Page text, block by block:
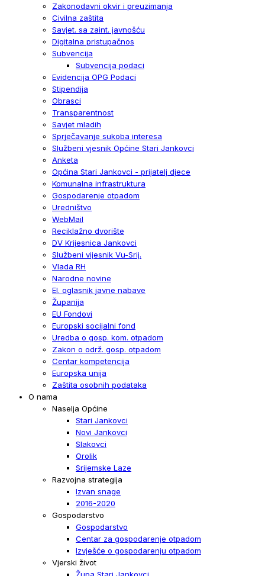
Zakonodavni okvir i preuzimanja
Civilna zaštita
Savjet. sa zaint. javnošću
Digitalna pristupačnos
Subvencija
Subvencija podaci
Evidencija OPG Podaci
Stipendija
Obrasci
Transparentnost
Savjet mladih
Sprječavanje sukoba interesa
Službeni vjesnik Općine Stari Jankovci
Anketa
Općina Stari Jankovci - prijatelj djece
Komunalna infrastruktura
Gospodarenje otpadom
Uredništvo
WebMail
Reciklažno dvorište
DV Krijesnica Jankovci
Službeni vijesnik Vu-Srij.
Vlada RH
Narodne novine
El. oglasnik javne nabave
Županija
EU Fondovi
Europski socijalni fond
Uredba o gosp. kom. otpadom
Zakon o održ. gosp. otpadom
Centar kompetencija
Europska unija
Zaštita osobnih podataka
O nama
Naselja Općine
Stari Jankovci
Novi Jankovci
Slakovci
Orolik
Srijemske Laze
Razvojna strategija
Izvan snage
2016-2020
Gospodarstvo
Gospodarstvo
Centar za gospodarenje otpadom
Izvješće o gospodarenju otpadom
Vjerski život
Župa Stari Jankovci